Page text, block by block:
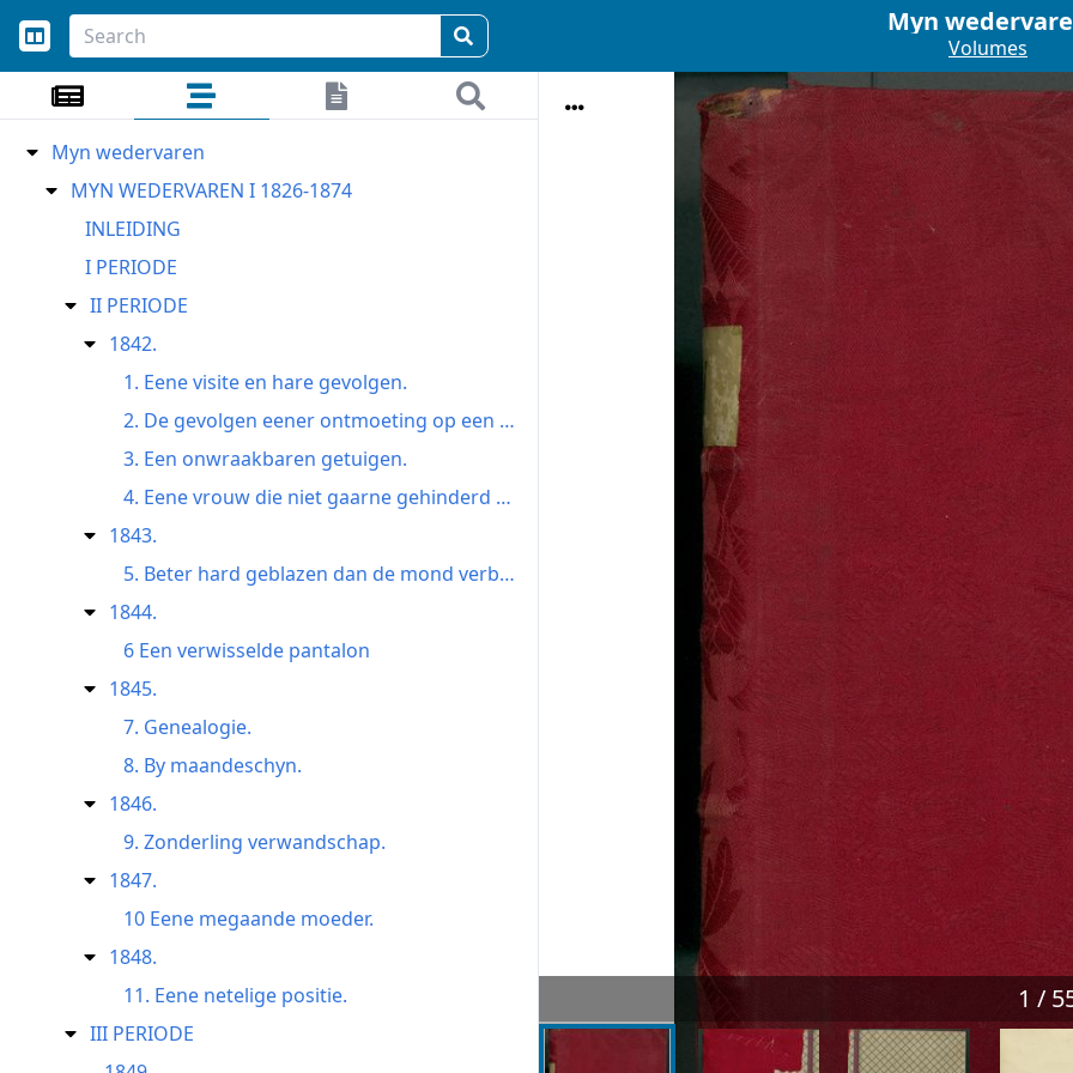
Myn
Volumes
Myn wedervaren
MYN WEDERVAREN I 1826-1874
INLEIDING
I PERIODE
II PERIODE
1842.
1. Eene visite en hare gevolgen.
2. De gevolgen eener ontmoeting op een maskenbal.
3. Een onwraakbaren getuigen.
4. Eene vrouw die niet gaarne gehinderd was.
1843.
5. Beter hard geblazen dan de mond verbrand.
1844.
6 Een verwisselde pantalon
1845.
7. Genealogie.
8. By maandeschyn.
1846.
9. Zonderling verwandschap.
1847.
10 Eene megaande moeder.
1848.
11. Eene netelige positie.
III PERIODE
1 /